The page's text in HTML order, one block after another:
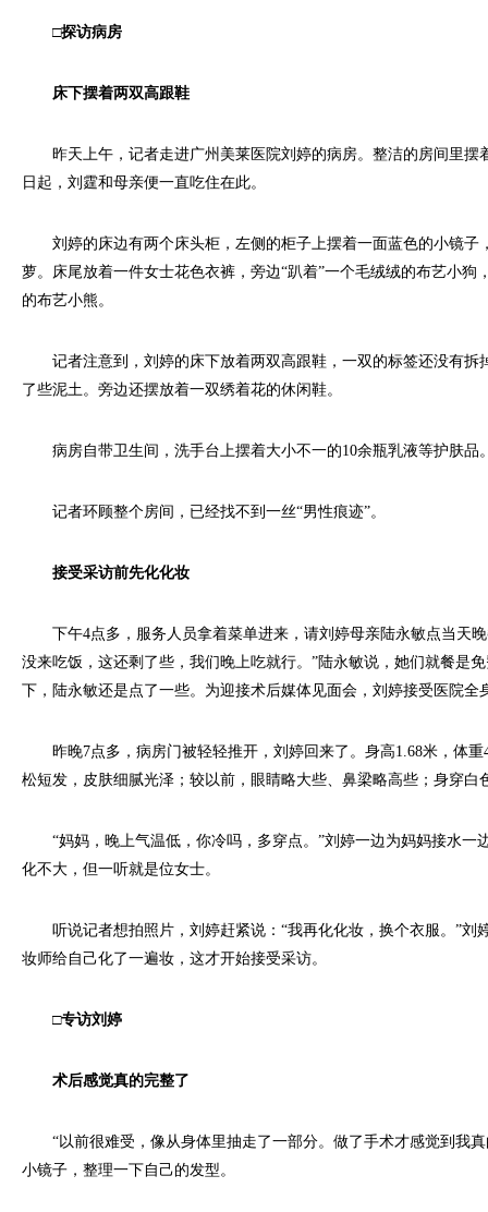
□探访病房
床下摆着两双高跟鞋
昨天上午，记者走进广州美莱医院刘婷的病房。整洁的房间里摆
日起，刘霆和母亲便一直吃住在此。
刘婷的床边有两个床头柜，左侧的柜子上摆着一面蓝色的小镜子
萝。床尾放着一件女士花色衣裤，旁边“趴着”一个毛绒绒的布艺小狗
的布艺小熊。
记者注意到，刘婷的床下放着两双高跟鞋，一双的标签还没有拆
了些泥土。旁边还摆放着一双绣着花的休闲鞋。
病房自带卫生间，洗手台上摆着大小不一的10余瓶乳液等护肤品
记者环顾整个房间，已经找不到一丝“男性痕迹”。
接受采访前先化化妆
下午4点多，服务人员拿着菜单进来，请刘婷母亲陆永敏点当天晚
没来吃饭，这还剩了些，我们晚上吃就行。”陆永敏说，她们就餐是
下，陆永敏还是点了一些。为迎接术后媒体见面会，刘婷接受医院全
昨晚7点多，病房门被轻轻推开，刘婷回来了。身高1.68米，体重
松短发，皮肤细腻光泽；较以前，眼睛略大些、鼻梁略高些；身穿
“妈妈，晚上气温低，你冷吗，多穿点。”刘婷一边为妈妈接水一
化不大，但一听就是位女士。
听说记者想拍照片，刘婷赶紧说：“我再化化妆，换个衣服。”刘
妆师给自己化了一遍妆，这才开始接受采访。
□专访刘婷
术后感觉真的完整了
“以前很难受，像从身体里抽走了一部分。做了手术才感觉到我真
小镜子，整理一下自己的发型。